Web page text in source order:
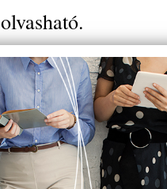
olvasható.